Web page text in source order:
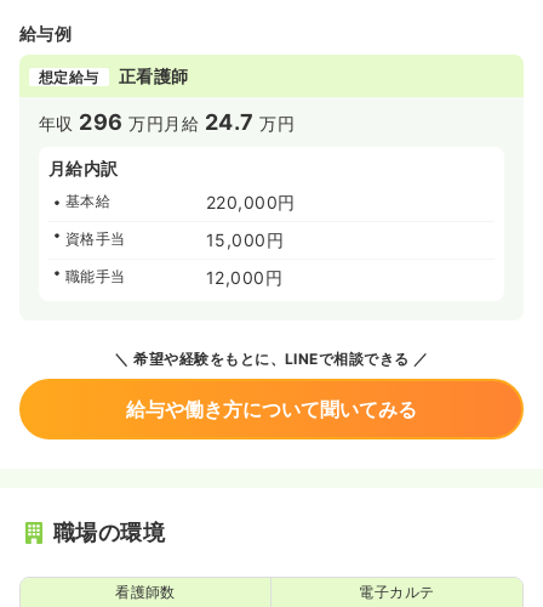
給与例
想定給与 正看護師
年収 296 万円 月給 24.7 万円
月給内訳
基本給 220,000円
資格手当 15,000円
職能手当 12,000円
希望や経験をもとに、LINEで相談できる
給与や働き方について聞いてみる
職場の環境
看護師数 電子カルテ